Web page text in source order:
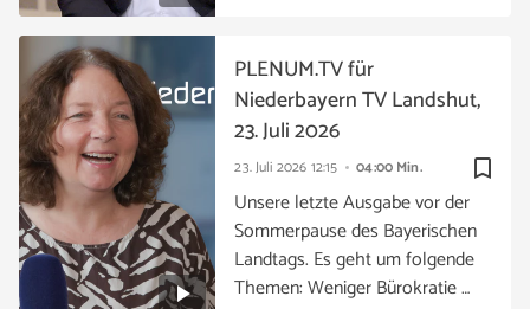
bookmark_border
23. Juli 2026 12:15 04:00 Min.
PLENUM.TV für
Niederbayern TV Landshut,
23. Juli 2026
Unsere letzte Ausgabe vor der
Sommerpause des Bayerischen
Landtags. Es geht um folgende
Themen: Weniger Bürokratie …